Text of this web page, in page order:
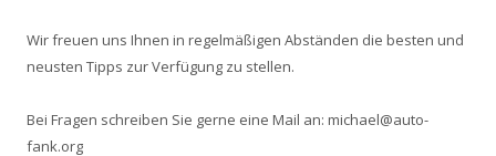
c
h
Wir freuen uns Ihnen in regelmäßigen Abständen die besten und
neusten Tipps zur Verfügung zu stellen.
Bei Fragen schreiben Sie gerne eine Mail an: michael@auto-
fank.org